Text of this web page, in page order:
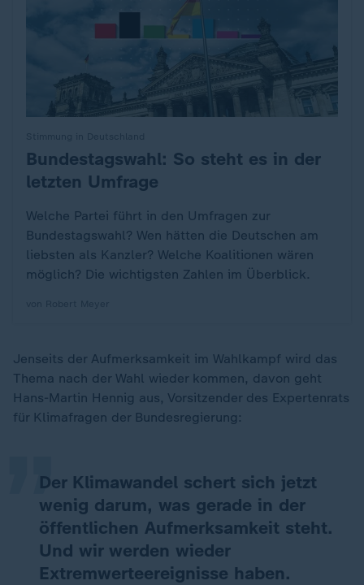
:Bundestagswahl: So steht es in der
letzten Umfrage
Welche Partei führt in den Umfragen zur
Bundestagswahl? Wen hätten die Deutschen am
liebsten als Kanzler? Welche Koalitionen wären
möglich? Die wichtigsten Zahlen im Überblick.
Jenseits der Aufmerksamkeit im Wahlkampf wird das
Thema nach der Wahl wieder kommen, davon geht
Hans-Martin Hennig aus, Vorsitzender des Expertenrats
für Klimafragen der Bundesregierung:
Der Klimawandel schert sich jetzt
wenig darum, was gerade in der
öffentlichen Aufmerksamkeit steht.
Und wir werden wieder
Extremwerteereignisse haben.
„